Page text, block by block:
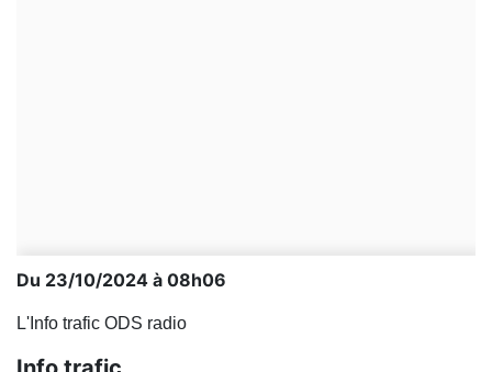
Du 23/10/2024 à 08h06
L'Info trafic ODS radio